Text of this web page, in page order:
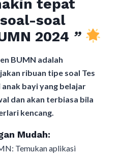
tepat
soal
2024 ”
BUMN adalah
ribuan tipe soal Tes
bayi yang belajar
dan akan terbiasa bila
kencang.
Mudah:
Temukan aplikasi